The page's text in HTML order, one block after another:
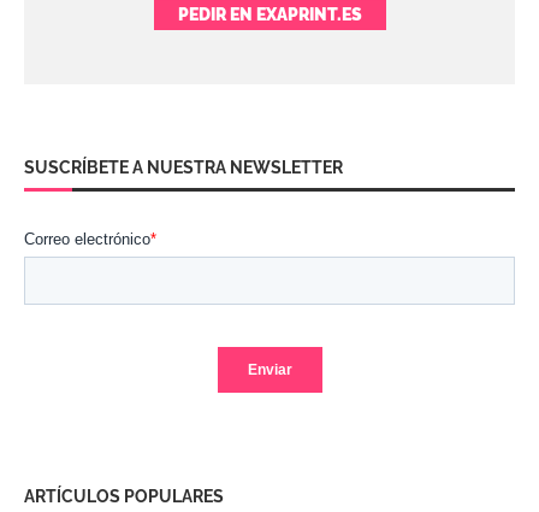
PEDIR EN EXAPRINT.ES
SUSCRÍBETE A NUESTRA NEWSLETTER
ARTÍCULOS POPULARES